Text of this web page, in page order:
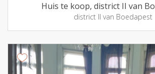
Huis te koop, district II van
district II van Boedapest